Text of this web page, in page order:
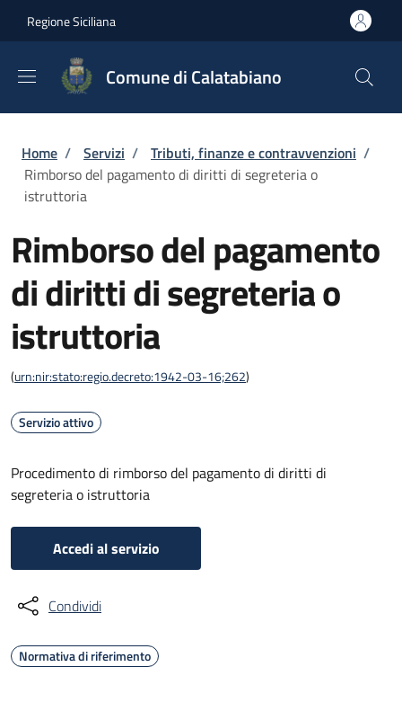
Regione Siciliana
Comune di Calatabiano
Briciole di pane
Home / Servizi / Tributi, finanze e contravvenzioni /
Rimborso del pagamento di diritti di segreteria o
istruttoria
Rimborso del pagamento
di diritti di segreteria o
istruttoria
(urn:nir:stato:regio.decreto:1942-03-16;262)
Servizio attivo
Procedimento di rimborso del pagamento di diritti di
segreteria o istruttoria
Accedi al servizio
Condividi
Normativa di riferimento